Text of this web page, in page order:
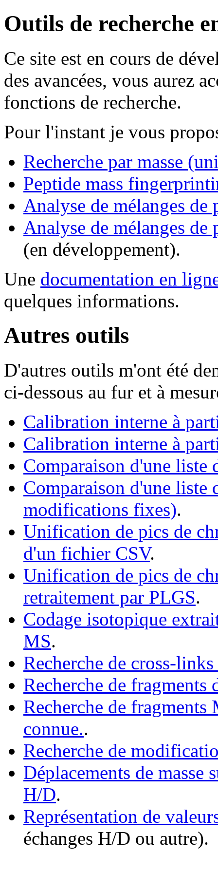
Outils de recherche
Ce site est en cours de
des avancées, vous aurez
fonctions de recherche.
Pour l'instant je vous
Recherche par masse
Peptide mass
Analyse de mélanges de
Analyse de mélanges
(en développement).
Une documentation en
quelques informations.
Autres outils
D'autres outils m'ont été
ci-dessous au fur et à
Calibration interne à
Calibration interne à
Comparaison d'une liste
Comparaison d'une liste
modifications fixes).
Unification de pics de
d'un fichier CSV.
Unification de pics de
retraitement par PLGS.
Codage isotopique
MS.
Recherche de cross-
Recherche de fragments
Recherche de
connue..
Recherche de
Déplacements de masse
H/D.
Représentation de
échanges H/D ou autre).